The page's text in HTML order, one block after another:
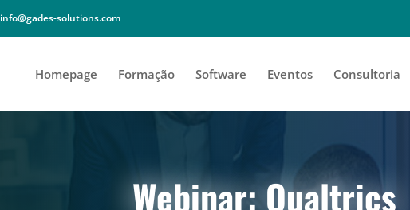
info@gades-solutions.com
Homepage Formação Software Eventos Consultoria
Webinar: Qualtrics